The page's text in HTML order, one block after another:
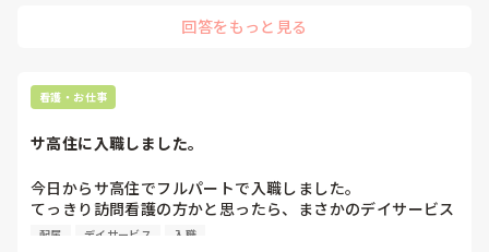
えていたのですが、それなら正看ではなく最初からA病院の
看護助手の求人に応募しておけばよかったと後悔しておりま
す。別の病院でバイトとして看護助手として働く…というの
も流石に筋が通りませんし。
長々とした文章になりましたが下からが本題になります
面接で
国試浪人＝即不採用というわけではないですし、実際にブラン
方が印象がいい場合もあります。
「焦って中途入職するよりも、基礎からしっかり学びながら長
と前向きに伝えれば大丈夫だと思います。
あと、看護助手として働きながら病院に慣れるという考え方も
全然おかしくないです。
回答をもっと見る
看護・お仕事
サ高住に入職しました。
今日からサ高住でフルパートで入職しました。
てっきり訪問看護の方かと思ったら、まさかのデイサービス
配属。
配属 デイサービス 入職